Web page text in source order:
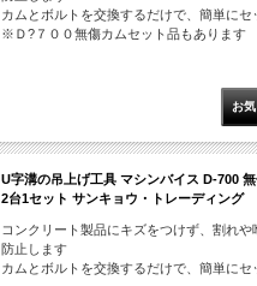
カムとボルトを交換するだけで、簡単にセ
※Ｄ?７００無傷カムセット品もあります
U字溝の吊上げ工具 マシンバイス D-700
2台1セット サンキョウ・トレーディング
コンクリート製品にキズをつけず、割れや
防止します
カムとボルトを交換するだけで、簡単にセ